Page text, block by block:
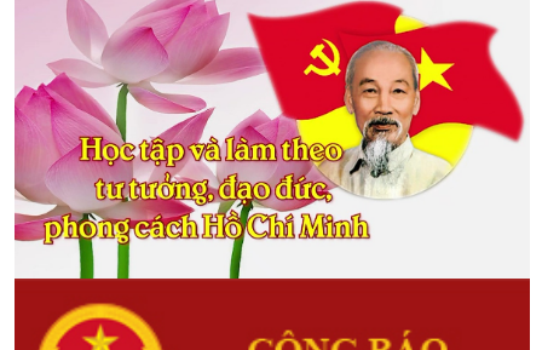
nghệ cao đã sẵn sàng
(12/12/2017)
Ngay trung tuần tháng 4 này, gói
cho vay 100.000 tỉ đồng dành cho
nông nghiệp công nghệ cao với
lãi suất ưu đãi, điều kiện vay
thuận lợi sẽ được kích hoạt.